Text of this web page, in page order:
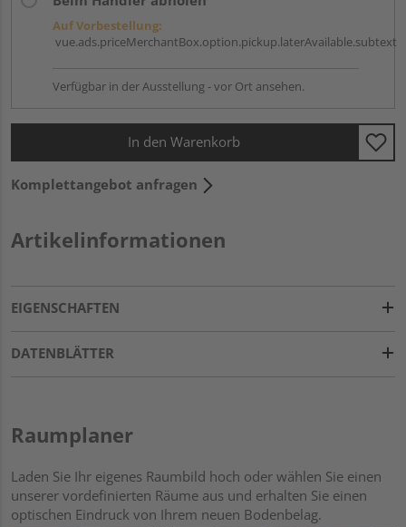
Auf Vorbestellung:
vue.ads.priceMerchantBox.option.pickup.laterAvailable.subtext
Verfügbar in der Ausstellung - vor Ort ansehen.
In den Warenkorb
Komplettangebot anfragen
Artikelinformationen
EIGENSCHAFTEN
DATENBLÄTTER
Raumplaner
Laden Sie Ihr eigenes Raumbild hoch oder wählen Sie einen
unserer vordefinierten Räume aus und erhalten Sie einen
optischen Eindruck von Ihrem neuen Bodenbelag.